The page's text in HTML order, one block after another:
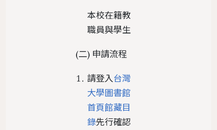
本校在籍教
職員與學生
(二) 申請流程
請登入 台灣
大學圖書館
首頁館藏目
錄先行確認